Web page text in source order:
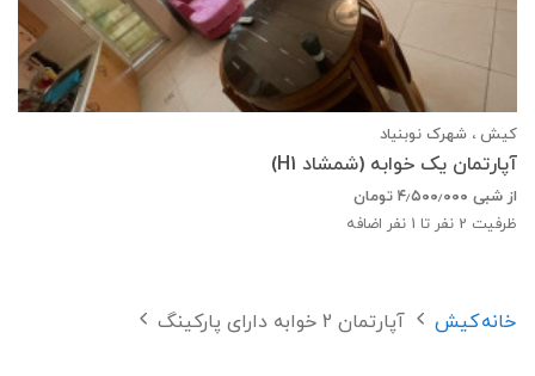
کیش ، شهرک نوبنیاد
آپارتمان یک خوابه (شمشاد H1)
از شبی ۴٫۵۰۰٫۰۰۰ تومان
ظرفیت 2 نفر تا 1 نفر اضافه
خانهکیش آپارتمان 2 خوابه دارای پارکینگ